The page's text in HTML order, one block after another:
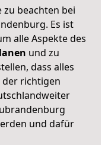
zu beachten bei
Es ist
alle Aspekte des
und zu
dass alles
richtigen
und dafür